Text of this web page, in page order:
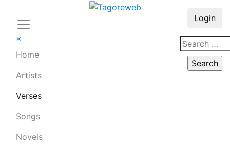
×
Home
Artists
Verses
Songs
Novels
Login